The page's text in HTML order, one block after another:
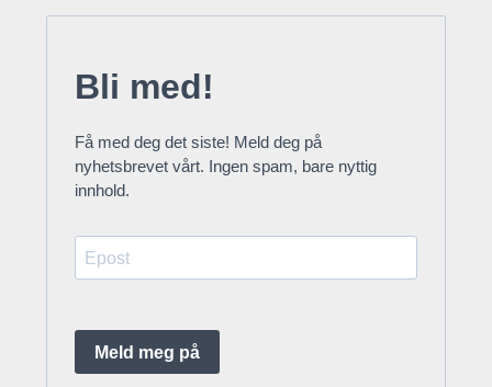
Bli med!
Få med deg det siste! Meld deg på
nyhetsbrevet vårt. Ingen spam, bare nyttig
innhold.
Meld meg på